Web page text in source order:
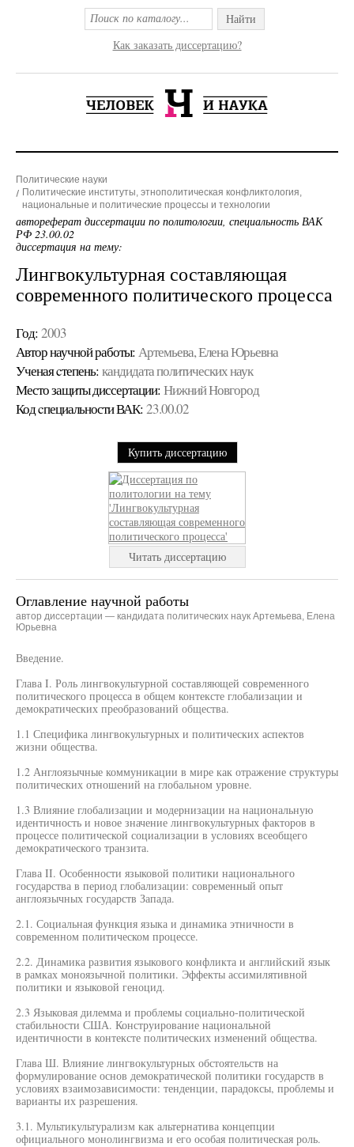
Найти
Как заказать диссертацию?
Политические науки
Политические институты, этнополитическая конфликтология,
национальные и политические процессы и технологии
автореферат диссертации по политологии, специальность ВАК
РФ 23.00.02
диссертация на тему:
Лингвокультурная составляющая
современного политического процесса
Год: 2003
Автор научной работы: Артемьева, Елена Юрьевна
Ученая cтепень: кандидата политических наук
Место защиты диссертации: Нижний Новгород
Код cпециальности ВАК: 23.00.02
Купить диссертацию
Читать диссертацию
Оглавление научной работы
автор диссертации — кандидата политических наук Артемьева, Елена
Юрьевна
Введение.
Глава I. Роль лингвокультурной составляющей современного
политического процесса в общем контексте глобализации и
демократических преобразований общества.
1.1 Специфика лингвокультурных и политических аспектов
жизни общества.
1.2 Англоязычные коммуникации в мире как отражение структуры
политических отношений на глобальном уровне.
1.3 Влияние глобализации и модернизации на национальную
идентичность и новое значение лингвокультурных факторов в
процессе политической социализации в условиях всеобщего
демократического транзита.
Глава II. Особенности языковой политики национального
государства в период глобализации: современный опыт
англоязычных государств Запада.
2.1. Социальная функция языка и динамика этничности в
современном политическом процессе.
2.2. Динамика развития языкового конфликта и английский язык
в рамках моноязычной политики. Эффекты ассимилятивной
политики и языковой геноцид.
2.3 Языковая дилемма и проблемы социально-политической
стабильности США. Конструирование национальной
идентичности в контексте политических изменений общества.
Глава Ш. Влияние лингвокультурных обстоятельств на
формулирование основ демократической политики государств в
условиях взаимозависимости: тенденции, парадоксы, проблемы и
варианты их разрешения.
3.1. Мультикультурализм как альтернатива концепции
официального монолингвизма и его особая политическая роль.